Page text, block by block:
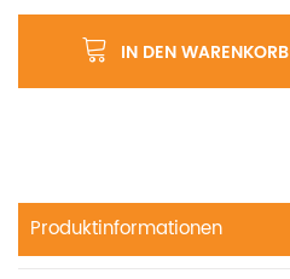
IN DEN WARENKORB
Produktinformationen